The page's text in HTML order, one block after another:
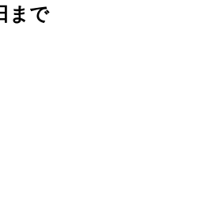
まで